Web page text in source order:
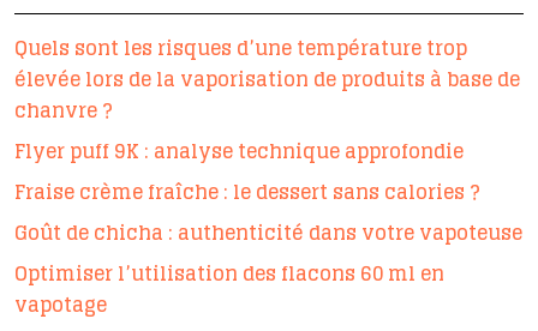
Quels sont les risques d’une température trop
élevée lors de la vaporisation de produits à base de
chanvre ?
Flyer puff 9K : analyse technique approfondie
Fraise crème fraîche : le dessert sans calories ?
Goût de chicha : authenticité dans votre vapoteuse
Optimiser l’utilisation des flacons 60 ml en
vapotage